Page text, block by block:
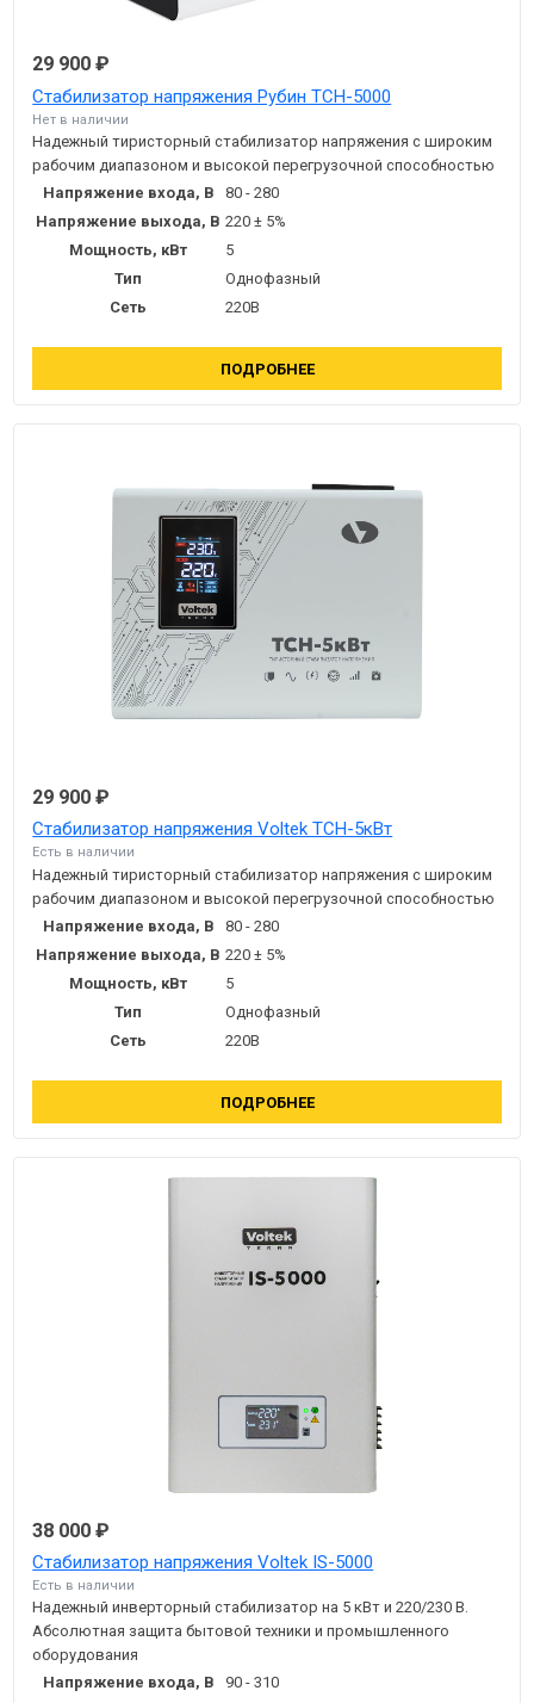
29 900 ₽
Стабилизатор напряжения Рубин ТСН-5000
Нет в наличии
Надежный тиристорный стабилизатор напряжения с широким
рабочим диапазоном и высокой перегрузочной способностью
Напряжение входа, В
80 - 280
Напряжение выхода, В 220 ± 5%
Мощность, кВт
5
Тип
Однофазный
Сеть
220В
ПОДРОБНЕЕ
29 900 ₽
Стабилизатор напряжения Voltek ТСН-5кВт
Есть в наличии
Надежный тиристорный стабилизатор напряжения с широким
рабочим диапазоном и высокой перегрузочной способностью
Напряжение входа, В
80 - 280
Напряжение выхода, В 220 ± 5%
Мощность, кВт
5
Тип
Однофазный
Сеть
220В
ПОДРОБНЕЕ
38 000 ₽
Стабилизатор напряжения Voltek IS-5000
Есть в наличии
Надежный инверторный стабилизатор на 5 кВт и 220/230 В.
Абсолютная защита бытовой техники и промышленного
оборудования
Напряжение входа, В
90 - 310